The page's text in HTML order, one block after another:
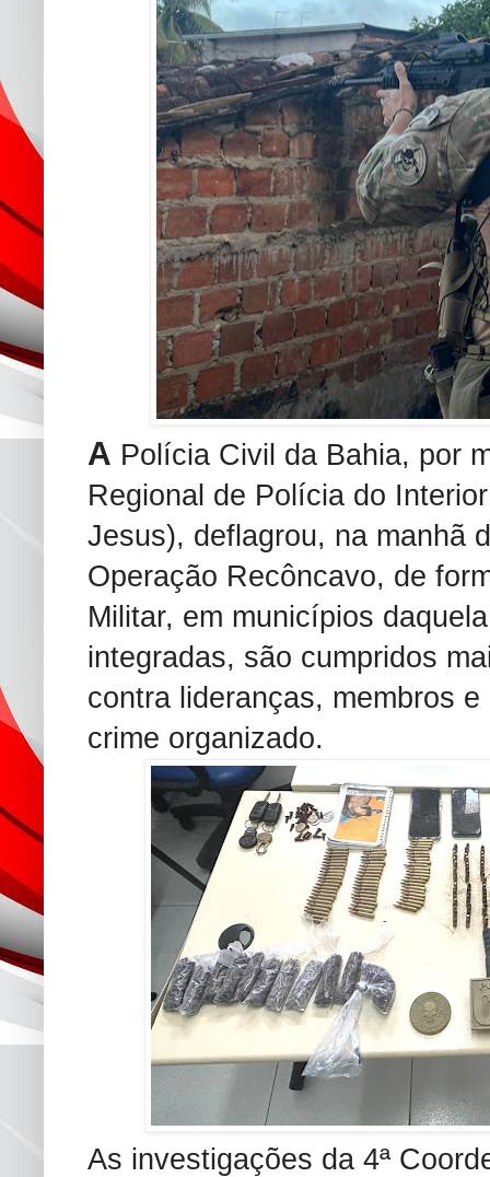
A Polícia Civil da Bahia, por
Regional de Polícia do
Jesus), deflagrou, na manhã
Operação Recôncavo, de
Militar, em municípios
integradas, são cumpridos
contra lideranças, membros
crime organizado.
As investigações da 4ª